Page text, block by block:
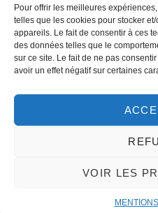
Pour offrir les meilleures
telles que les cookies pour stocker
appareils. Le fait de consentir à ces
des données telles que le
sur ce site. Le fait de ne pas
avoir un effet négatif sur certaines
VOIR LES
Lundi au Vendredi: 09h-12h /
Samedi: 10h-12h
Liens vers notre club
© 2023 – Un site par